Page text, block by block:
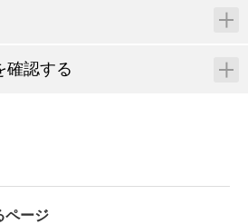
確認する
ページ